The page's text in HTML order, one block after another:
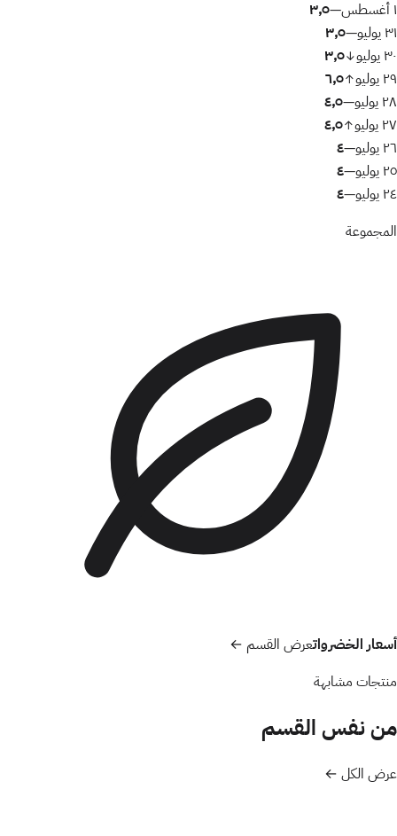
١ أغسطس —٣٫٥
٣١ يوليو
—٣٫٥
٣٠ يوليو
↓٣٫٥
٢٩ يوليو
↑٦٫٥
٢٨ يوليو
—٤٫٥
٢٧ يوليو
↑٤٫٥
٢٦ يوليو
—٤
٢٥ يوليو
—٤
٢٤ يوليو
—٤
المجموعة
أسعار الخضرواتعرض القسم ←
منتجات مشابهة
من نفس القسم
عرض الكل ←